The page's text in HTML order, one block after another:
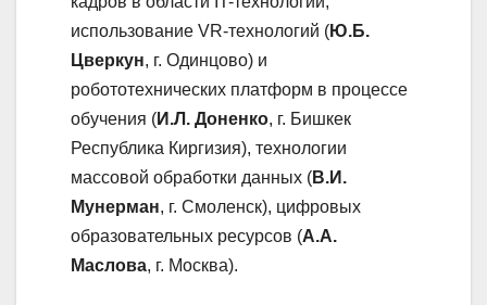
использование VR-технологий (Ю.Б.
Цверкун, г. Одинцово) и
робототехнических платформ в процессе
обучения (И.Л. Доненко, г. Бишкек
Республика Киргизия), технологии
массовой обработки данных (В.И.
Мунерман, г. Смоленск), цифровых
образовательных ресурсов (А.А.
Маслова, г. Москва).